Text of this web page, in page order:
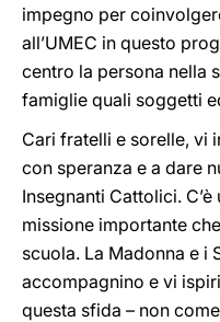
impegno per
all’UMEC in questo
centro la persona nella
famiglie quali soggetti
Cari fratelli e sorelle, vi
con speranza e a dare
Insegnanti Cattolici.
missione importante
scuola. La Madonna e i
accompagnino e vi
questa sfida – non